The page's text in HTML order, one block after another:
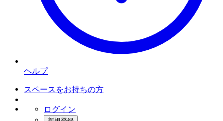
ヘルプ
スペースをお持ちの方
ログイン